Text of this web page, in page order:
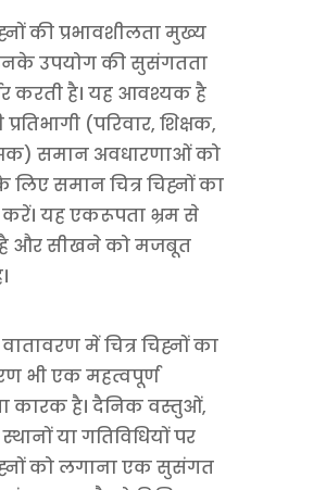
की प्रभावशीलता मुख्य
उपयोग की सुसंगतता
करती है। यह आवश्यक है
(परिवार, शिक्षक,
समान अवधारणाओं को
लिए समान चित्र चिह्नों का
यह एकरूपता भ्रम से
है और सीखने को मजबूत
में चित्र चिह्नों का
भी एक महत्वपूर्ण
कारक है। दैनिक वस्तुओं,
या गतिविधियों पर
को लगाना एक सुसंगत